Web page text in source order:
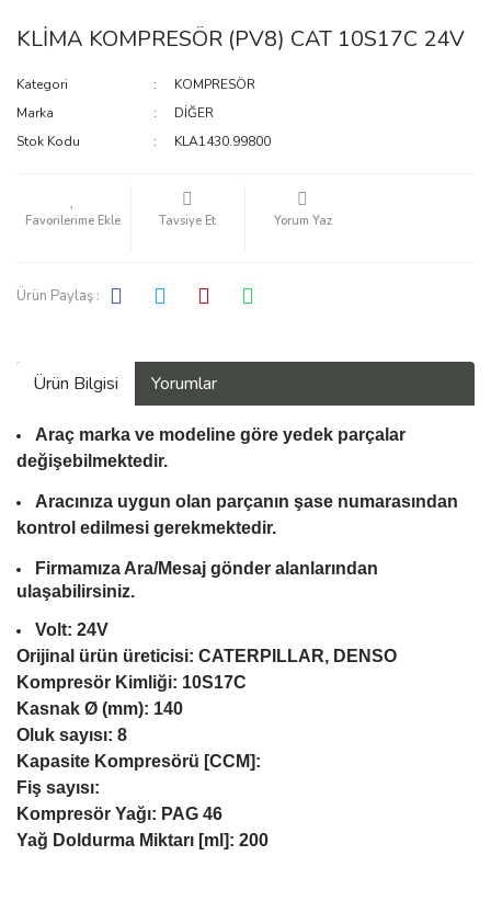
KLİMA KOMPRESÖR (PV8) CAT 10S17C 24V
Kategori
KOMPRESÖR
Marka
DİĞER
Stok Kodu
KLA1430.99800
Tavsiye Et Yorum Yaz
Ürün Paylaş :
Ürün Bilgisi Yorumlar
Araç marka ve modeline göre yedek parçalar
değişebilmektedir.
Aracınıza uygun olan parçanın şase numarasından
kontrol edilmesi gerekmektedir.
Firmamıza Ara/Mesaj gönder alanlarından
ulaşabilirsiniz.
Volt: 24V
Orijinal ürün üreticisi: CATERPILLAR, DENSO
Kompresör Kimliği: 10S17C
Kasnak Ø (mm): 140
Oluk sayısı: 8
Kapasite Kompresörü [CCM]:
Fiş sayısı:
Kompresör Yağı: PAG 46
Yağ Doldurma Miktarı [ml]: 200